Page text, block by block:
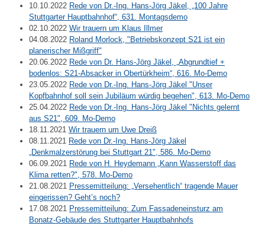
10.10.2022 Rede von Dr.-Ing. Hans-Jörg Jäkel, „100 Jahre
Stuttgarter Hauptbahnhof“, 631. Montagsdemo
02.10.2022 Wir trauern um Klaus Illmer
04.08.2022 Roland Morlock, "Betriebskonzept S21 ist ein
planerischer Mißgriff"
20.06.2022 Rede von Dr. Hans-Jörg Jäkel, „Abgrundtief +
bodenlos: S21-Absacker in Obertürkheim“, 616. Mo-Demo
23.05.2022 Rede von Dr.-Ing. Hans-Jörg Jäkel "Unser
Kopfbahnhof soll sein Jubiläum würdig begehen", 613. Mo-Demo
25.04.2022 Rede von Dr.-Ing. Hans-Jörg Jäkel "Nichts gelernt
aus S21", 609. Mo-Demo
18.11.2021 Wir trauern um Uwe Dreiß
08.11.2021 Rede von Dr.-Ing. Hans-Jörg Jäkel
„Denkmalzerstörung bei Stuttgart 21", 586. Mo-Demo
06.09.2021 Rede von H. Heydemann „Kann Wasserstoff das
Klima retten?", 578. Mo-Demo
21.08.2021 Pressemitteilung: „Versehentlich“ tragende Mauer
eingerissen? Geht’s noch?
17.08.2021 Pressemitteilung: Zum Fassadeneinsturz am
Bonatz-Gebäude des Stuttgarter Hauptbahnhofs